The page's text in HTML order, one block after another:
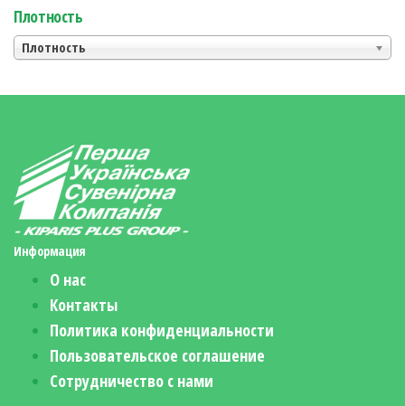
Плотность
Плотность
Информация
О нас
Контакты
Политика конфиденциальности
Пользовательское соглашение
Сотрудничество с нами